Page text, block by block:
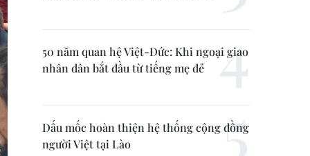
50 năm quan hệ Việt-Đức: Khi ngoại giao
nhân dân bắt đầu từ tiếng mẹ đẻ
Dấu mốc hoàn thiện hệ thống cộng đồng
người Việt tại Lào